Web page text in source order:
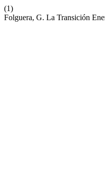
(1)
Folguera, G. La Transición